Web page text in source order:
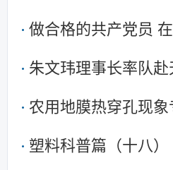
暨集中学习
做合格的共产党员
朱文玮理事长率队
农用地膜热穿孔现
塑料科普篇（十八